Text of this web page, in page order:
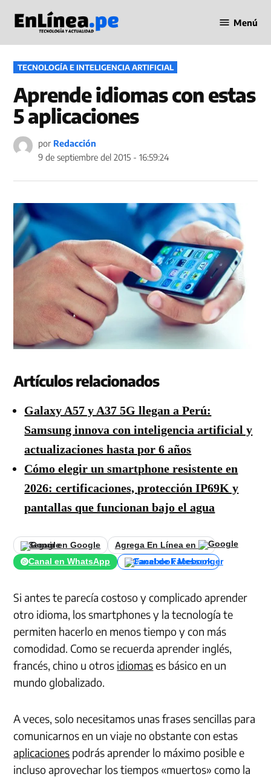
contenido
en Línea
Menú
PUBLICADO
EN
TECNOLOGÍA E INTELIGENCIA ARTIFICIAL
Aprende idiomas con estas
5 aplicaciones
por Redacción
9 de septiembre del 2015 - 16:59:24
Artículos relacionados
Galaxy A57 y A37 5G llegan a Perú:
Samsung innova con inteligencia artificial y
actualizaciones hasta por 6 años
Cómo elegir un smartphone resistente en
2026: certificaciones, protección IP69K y
pantallas que funcionan bajo el agua
Seguir en Google
Agrega En Línea en
Canal en WhatsApp
Canal de Facebook
Si antes te parecía costoso y complicado aprender
otro idioma, los smartphones y la tecnología te
permiten hacerlo en menos tiempo y con más
comodidad. Como se recuerda aprender inglés,
francés, chino u otros idiomases básico en un
mundo globalizado.
A veces, solo necesitamos unas frases sencillas para
comunicarnos en un viaje no obstante con estas
aplicaciones podrás aprender lo máximo posible e
incluso aprovechar los tiempos «muertos» como la